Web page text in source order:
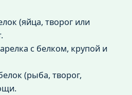
(яйца, творог или
с белком, крупой и
(рыба, творог,